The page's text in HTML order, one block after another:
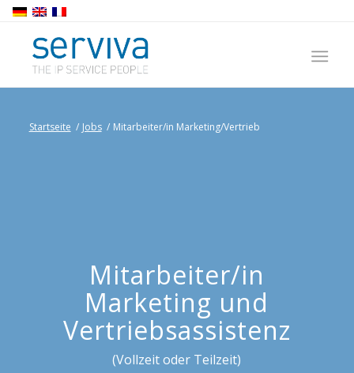
Startseite / Jobs / Mitarbeiter/in Marketing/Vertrieb
Mitarbeiter/in
Marketing und
Vertriebsassistenz
(Vollzeit oder Teilzeit)